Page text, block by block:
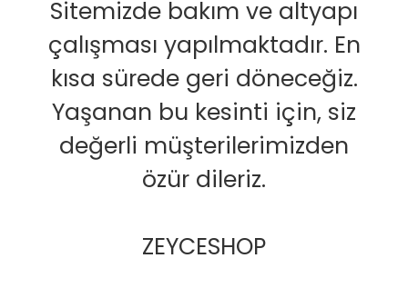
Sitemizde bakım ve altyapı
çalışması yapılmaktadır. En
kısa sürede geri döneceğiz.
Yaşanan bu kesinti için, siz
değerli müşterilerimizden
özür dileriz.
ZEYCESHOP